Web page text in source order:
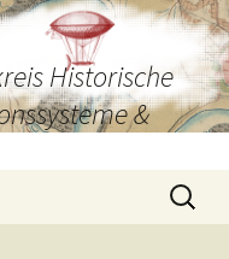
Historische
&
Suchen
nach: